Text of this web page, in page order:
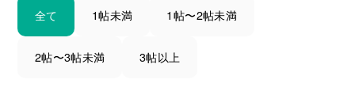
全て 1帖未満 1帖〜2帖未満
2帖〜3帖未満 3帖以上